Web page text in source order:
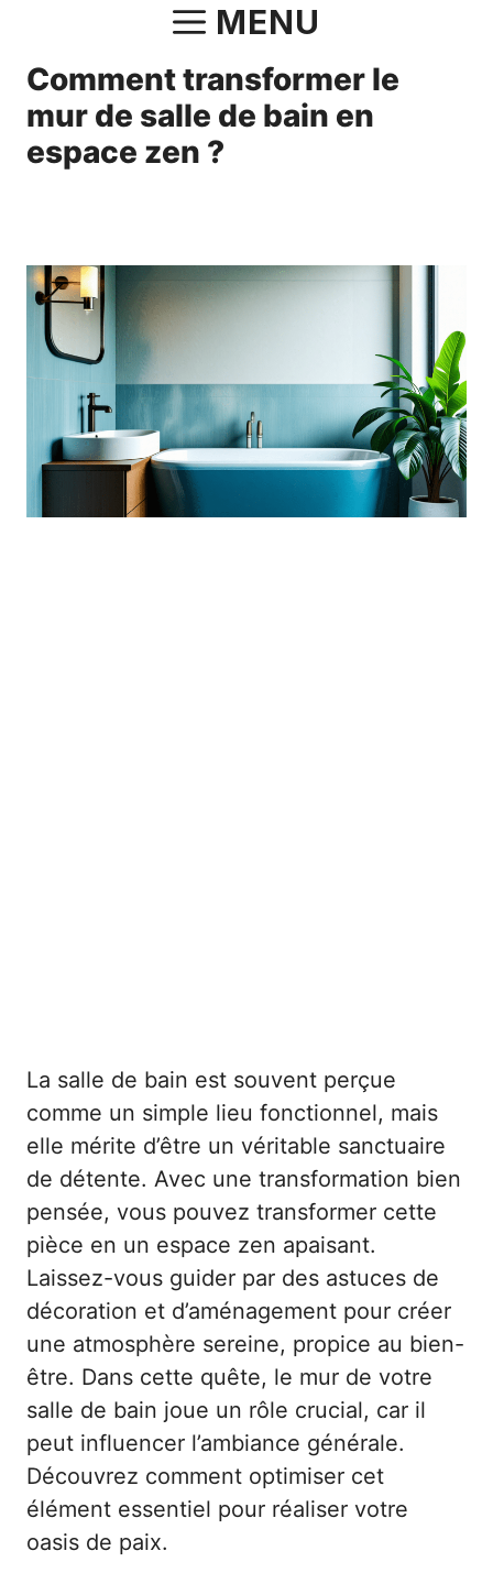
contenu
MENU
Comment transformer le
mur de salle de bain en
espace zen ?
La salle de bain est souvent perçue
comme un simple lieu fonctionnel, mais
elle mérite d’être un véritable sanctuaire
de détente. Avec une transformation bien
pensée, vous pouvez transformer cette
pièce en un espace zen apaisant.
Laissez-vous guider par des astuces de
décoration et d’aménagement pour créer
une atmosphère sereine, propice au bien-
être. Dans cette quête, le mur de votre
salle de bain joue un rôle crucial, car il
peut influencer l’ambiance générale.
Découvrez comment optimiser cet
élément essentiel pour réaliser votre
oasis de paix.